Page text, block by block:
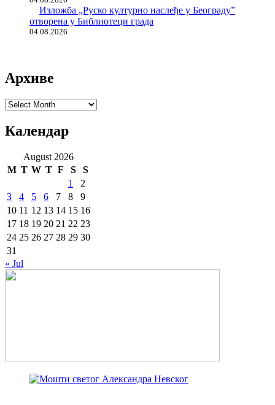
Изложба „Руско културно наслеђе у Београду”
отворена у Библиотеци града
04.08.2026
Архиве
Архиве
Календар
August 2026
M T W T F S
S
1
2
3
4 5 6 7 8
9
10 11 12 13 14 15 16
17 18 19 20 21 22 23
24 25 26 27 28 29 30
31
« Jul